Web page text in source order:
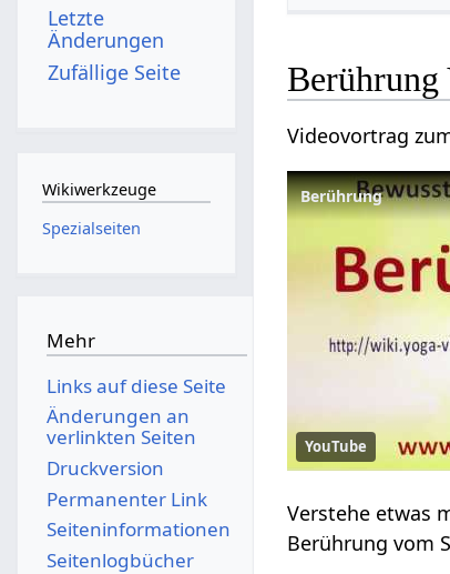
Berührung‏‎
YouTube
Letzte
Änderungen
Zufällige Seite
Wikiwerkzeuge
Spezialseiten
Mehr
Links auf diese Seite
Änderungen an
verlinkten Seiten
Druckversion
Permanenter Link
Seiten­­informationen
Seitenlogbücher